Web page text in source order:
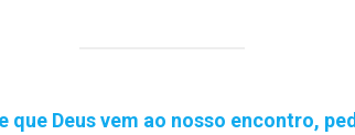
que Deus vem ao nosso encontro,